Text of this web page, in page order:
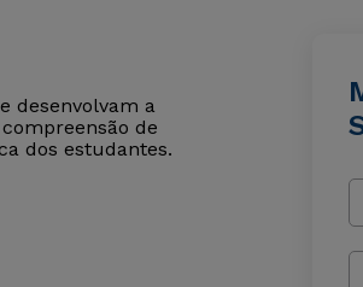
desenvolvam a
de
dos estudantes.